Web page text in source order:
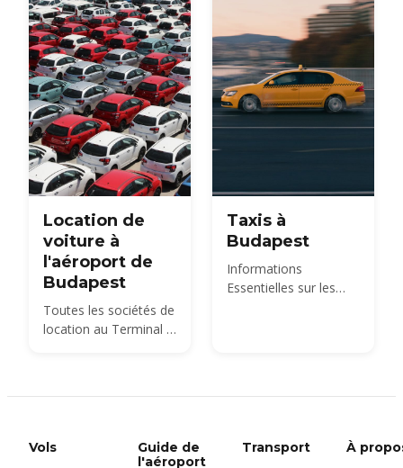
Location de
voiture à
l'aéroport de
Budapest
Toutes les sociétés de
location au Terminal 2
l'assurance et la
vignette autoroutière
Taxis à
Budapest
Informations
Essentielles sur les
Vols
Guide de
l'aéroport
Transport À